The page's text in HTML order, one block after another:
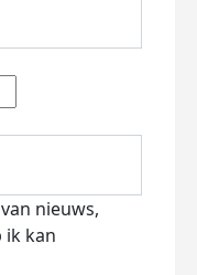
nieuws,
ik kan